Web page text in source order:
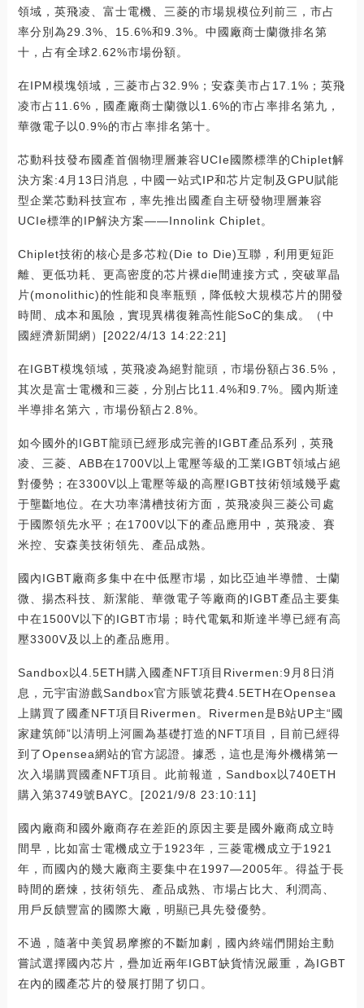
領域，英飛凌、富士電機、三菱的市場規模位列前三，市占
率分別為29.3%、15.6%和9.3%。中國廠商士蘭微排名第
十，占有全球2.62%市場份額。
在IPM模塊領域，三菱市占32.9%；安森美市占17.1%；英飛
凌市占11.6%，國產廠商士蘭微以1.6%的市占率排名第九，
華微電子以0.9%的市占率排名第十。
芯動科技發布國產首個物理層兼容UCIe國際標準的Chiplet解
決方案:4月13日消息，中國一站式IP和芯片定制及GPU賦能
型企業芯動科技宣布，率先推出國產自主研發物理層兼容
UCIe標準的IP解決方案——Innolink Chiplet。
Chiplet技術的核心是多芯粒(Die to Die)互聯，利用更短距
離、更低功耗、更高密度的芯片裸die間連接方式，突破單晶
片(monolithic)的性能和良率瓶頸，降低較大規模芯片的開發
時間、成本和風險，實現異構復雜高性能SoC的集成。（中
國經濟新聞網）[2022/4/13 14:22:21]
在IGBT模塊領域，英飛凌為絕對龍頭，市場份額占36.5%，
其次是富士電機和三菱，分別占比11.4%和9.7%。國內斯達
半導排名第六，市場份額占2.8%。
如今國外的IGBT龍頭已經形成完善的IGBT產品系列，英飛
凌、三菱、ABB在1700V以上電壓等級的工業IGBT領域占絕
對優勢；在3300V以上電壓等級的高壓IGBT技術領域幾乎處
于壟斷地位。在大功率溝槽技術方面，英飛凌與三菱公司處
于國際領先水平；在1700V以下的產品應用中，英飛凌、賽
米控、安森美技術領先、產品成熟。
國內IGBT廠商多集中在中低壓市場，如比亞迪半導體、士蘭
微、揚杰科技、新潔能、華微電子等廠商的IGBT產品主要集
中在1500V以下的IGBT市場；時代電氣和斯達半導已經有高
壓3300V及以上的產品應用。
Sandbox以4.5ETH購入國產NFT項目Rivermen:9月8日消
息，元宇宙游戲Sandbox官方賬號花費4.5ETH在Opensea
上購買了國產NFT項目Rivermen。Rivermen是B站UP主“國
家建筑師”以清明上河圖為基礎打造的NFT項目，目前已經得
到了Opensea網站的官方認證。據悉，這也是海外機構第一
次入場購買國產NFT項目。此前報道，Sandbox以740ETH
購入第3749號BAYC。[2021/9/8 23:10:11]
國內廠商和國外廠商存在差距的原因主要是國外廠商成立時
間早，比如富士電機成立于1923年，三菱電機成立于1921
年，而國內的幾大廠商主要集中在1997—2005年。得益于長
時間的磨煉，技術領先、產品成熟、市場占比大、利潤高、
用戶反饋豐富的國際大廠，明顯已具先發優勢。
不過，隨著中美貿易摩擦的不斷加劇，國內終端們開始主動
嘗試選擇國內芯片，疊加近兩年IGBT缺貨情況嚴重，為IGBT
在內的國產芯片的發展打開了切口。